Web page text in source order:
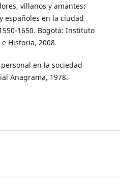
villanos y amantes:
españoles en la ciudad
1650. Bogotá: Instituto
Historia, 2008.
personal en la sociedad
Anagrama, 1978.